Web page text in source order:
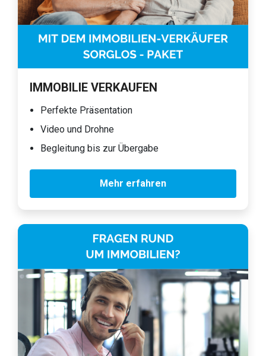
IMMOBILIE VERKAUFEN
Perfekte Präsentation
Video und Drohne
Begleitung bis zur Übergabe
Mehr erfahren